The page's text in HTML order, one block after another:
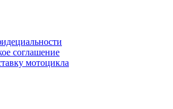
соглашение
мотоцикла